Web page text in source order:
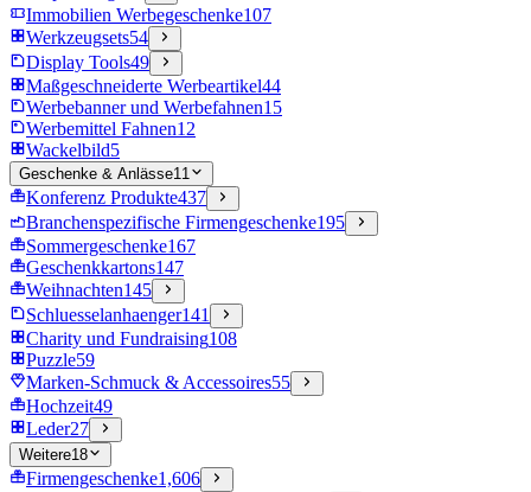
Immobilien Werbegeschenke107
Werkzeugsets54
Display Tools49
Maßgeschneiderte Werbeartikel44
Werbebanner und Werbefahnen15
Werbemittel Fahnen12
Wackelbild5
Geschenke & Anlässe11
Konferenz Produkte437
Branchenspezifische Firmengeschenke195
Sommergeschenke167
Geschenkkartons147
Weihnachten145
Schluesselanhaenger141
Charity und Fundraising108
Puzzle59
Marken-Schmuck & Accessoires55
Hochzeit49
Leder27
Weitere18
Firmengeschenke1,606